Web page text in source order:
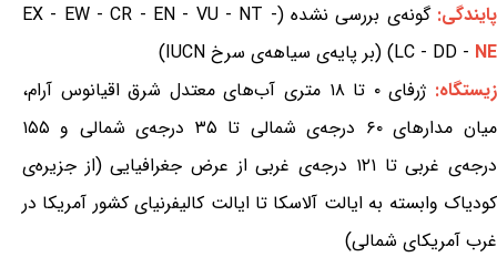
پایندگی:
گونه‌ی بررسی نشده (EX - EW - CR - EN - VU - NT -
LC - DD - NE
) (بر پایه‌ی سیاهه‌ی سرخ IUCN)
زیستگاه:
ژرفای ۰ تا ۱۸ متری آب‌های معتدل شرق اقیانوس آرام،
میان مدارهای ۶۰ درجه‌ی شمالی تا ۳۵ درجه‌ی شمالی و ۱۵۵
درجه‌ی غربی تا ۱۲۱ درجه‌ی غربی از عرض جغرافیایی (از جزیره‌ی
کودیاک وابسته به ایالت آلاسکا تا ایالت کالیفرنیای کشور آمریکا در
غرب آمریکای شمالی)